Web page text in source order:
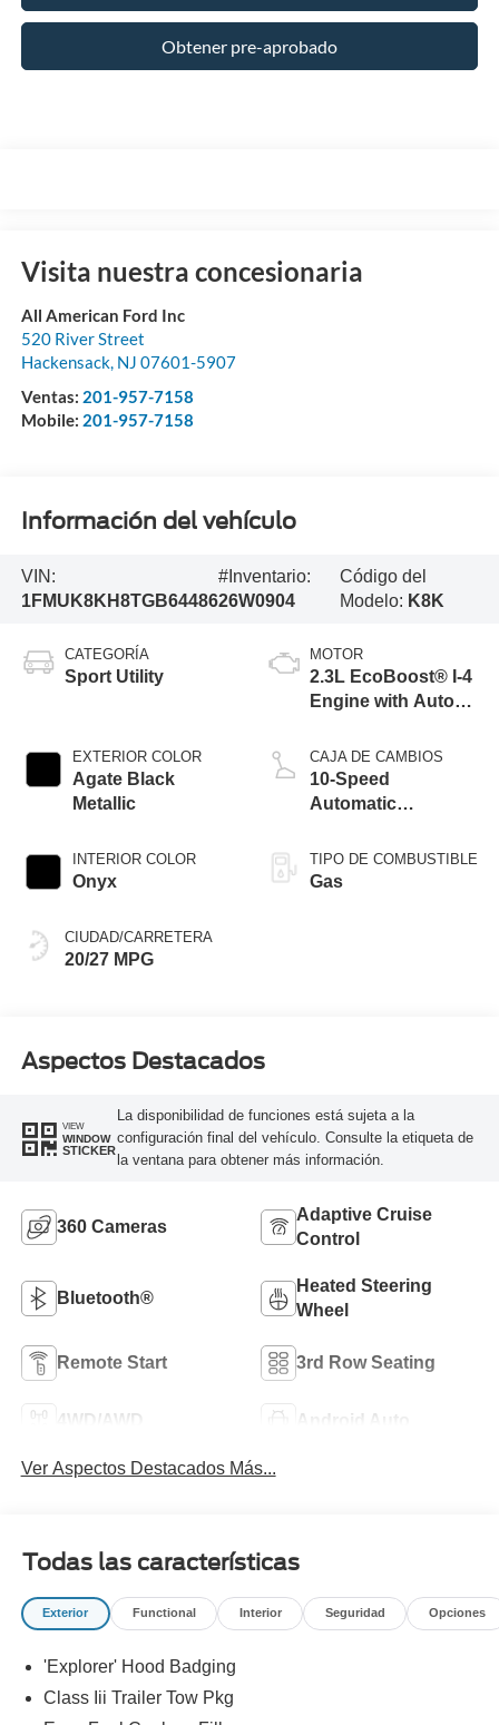
Obtener pre-aprobado
Visita nuestra concesionaria
All American Ford Inc
520 River Street
Hackensack, NJ 07601-5907
Ventas: 201-957-7158
Mobile: 201-957-7158
Información del vehículo
VIN:
1FMUK8KH8TGB64486
#Inventario:
26W0904
Código del
Modelo: K8K
CATEGORÍA
Sport Utility
EXTERIOR COLOR
Agate Black
Metallic
INTERIOR COLOR
Onyx
CIUDAD/CARRETERA
20/27 MPG
MOTOR
2.3L EcoBoost® I-4
Engine with Auto
Technology
CAJA DE CAMBIOS
10-Speed
Automatic
TIPO DE COMBUSTIBLE
Gas
Aspectos Destacados
VIEW
WINDOW
STICKER
La disponibilidad de funciones está sujeta a la
configuración final del vehículo. Consulte la etiqueta de
la ventana para obtener más información.
360 Cameras
Adaptive Cruise
Control
Bluetooth®
Heated Steering
Wheel
Remote Start 3rd Row Seating
4WD/AWD Android Auto
Ver Aspectos Destacados Más...
Todas las características
Exterior Functional Interior Seguridad Opciones
'Explorer' Hood Badging
Class Iii Trailer Tow Pkg